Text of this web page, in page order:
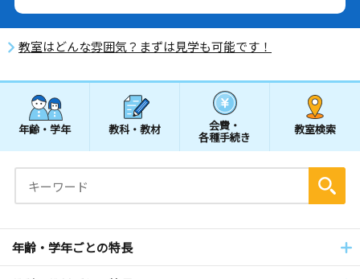
教室はどんな雰囲気？まずは見学も可能です！
年齢・学年 教科・教材 会費・
各種手続き
教室検索
年齢・学年ごとの特長